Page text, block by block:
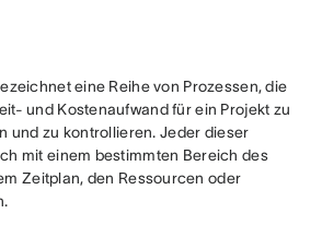
eine Reihe von Prozessen, die
und Kostenaufwand für ein Projekt zu
und zu kontrollieren. Jeder dieser
mit einem bestimmten Bereich des
Zeitplan, den Ressourcen oder